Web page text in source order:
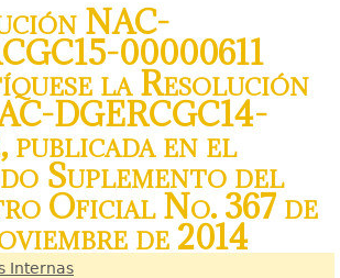
NAC-
00000611
la Resolución
DGERCGC14-
publicada en el
Suplemento del
Oficial No. 367 de
de 2014
Internas